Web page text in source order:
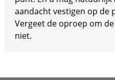
aandacht vestigen op de
Vergeet de oproep om
niet.